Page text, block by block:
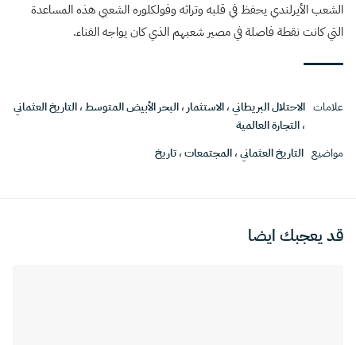
الشعب الأيرلندي يحفظ في قلبه وتراثه وفولكلوره الشعبي هذه المساعدة
التي كانت نقطة فاصلة في مصير شعبهم الذي كان يواجه الفناء.
علامات الاحتلال البريطاني،الاستثمار،البحر الأبيض المتوسط،التاريخ العثماني
،التجارة العالمية
مواضيع التاريخ العثماني،المجتمعات،تاريخ
قد يعجبك ايضا